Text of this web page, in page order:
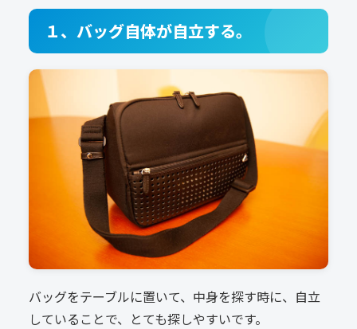
１、バッグ自体が自立する。
バッグをテーブルに置いて、中身を探す時に、自立
していることで、とても探しやすいです。